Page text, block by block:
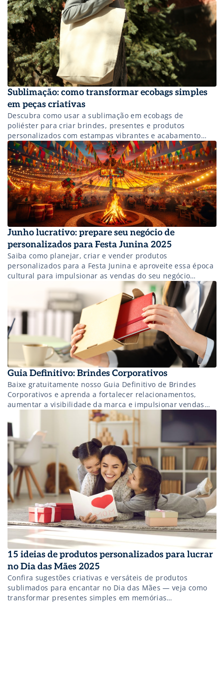
Sublimação: como transformar ecobags simples
em peças criativas
Descubra como usar a sublimação em ecobags de
poliéster para criar brindes, presentes e produtos
personalizados com estampas vibrantes e acabamento
profissional.
Junho lucrativo: prepare seu negócio de
personalizados para Festa Junina 2025
Saiba como planejar, criar e vender produtos
personalizados para a Festa Junina e aproveite essa época
cultural para impulsionar as vendas do seu negócio
Guia Definitivo: Brindes Corporativos
Baixe gratuitamente nosso Guia Definitivo de Brindes
Corporativos e aprenda a fortalecer relacionamentos,
aumentar a visibilidade da marca e impulsionar vendas
com itens personalizados de qualidade.
15 ideias de produtos personalizados para lucrar
no Dia das Mães 2025
Confira sugestões criativas e versáteis de produtos
sublimados para encantar no Dia das Mães — veja como
transformar presentes simples em memórias